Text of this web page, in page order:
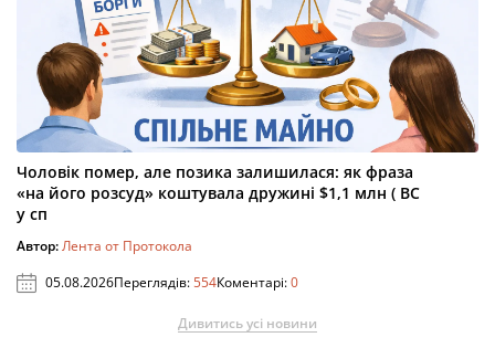
Чоловік помер, але позика залишилася: як фраза
«на його розсуд» коштувала дружині $1,1 млн ( ВС
у сп
Автор:Лента от Протокола
05.08.2026Переглядів:554Коментарі:0
Дивитись усі новини